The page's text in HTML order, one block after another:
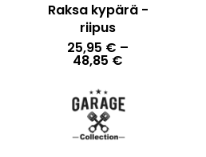
Raksa kypärä -
riipus
25,95 € –
48,85 €
48,85 €